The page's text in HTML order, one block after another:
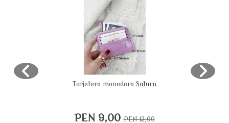
Tarjetero monedero Saturn
PEN 9,00PEN 12,00